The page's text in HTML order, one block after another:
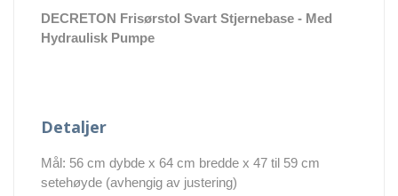
DECRETON Frisørstol Svart Stjernebase - Med
Hydraulisk Pumpe
Detaljer
Mål: 56 cm dybde x 64 cm bredde x 47 til 59 cm
setehøyde (avhengig av justering)